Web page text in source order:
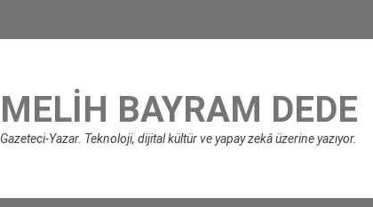
MELIH BAYRAM DEDE
Gazeteci-Yazar. Teknoloji, dijital kültür ve yapay zekâ üzerine yazıyor.